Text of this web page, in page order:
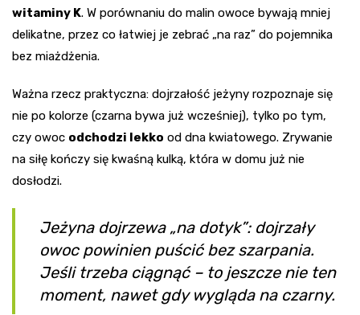
witaminy K. W porównaniu do malin owoce bywają mniej
delikatne, przez co łatwiej je zebrać „na raz” do pojemnika
bez miażdżenia.
Ważna rzecz praktyczna: dojrzałość jeżyny rozpoznaje się
nie po kolorze (czarna bywa już wcześniej), tylko po tym,
czy owoc odchodzi lekko od dna kwiatowego. Zrywanie
na siłę kończy się kwaśną kulką, która w domu już nie
dosłodzi.
Jeżyna dojrzewa „na dotyk”: dojrzały
owoc powinien puścić bez szarpania.
Jeśli trzeba ciągnąć – to jeszcze nie ten
moment, nawet gdy wygląda na czarny.